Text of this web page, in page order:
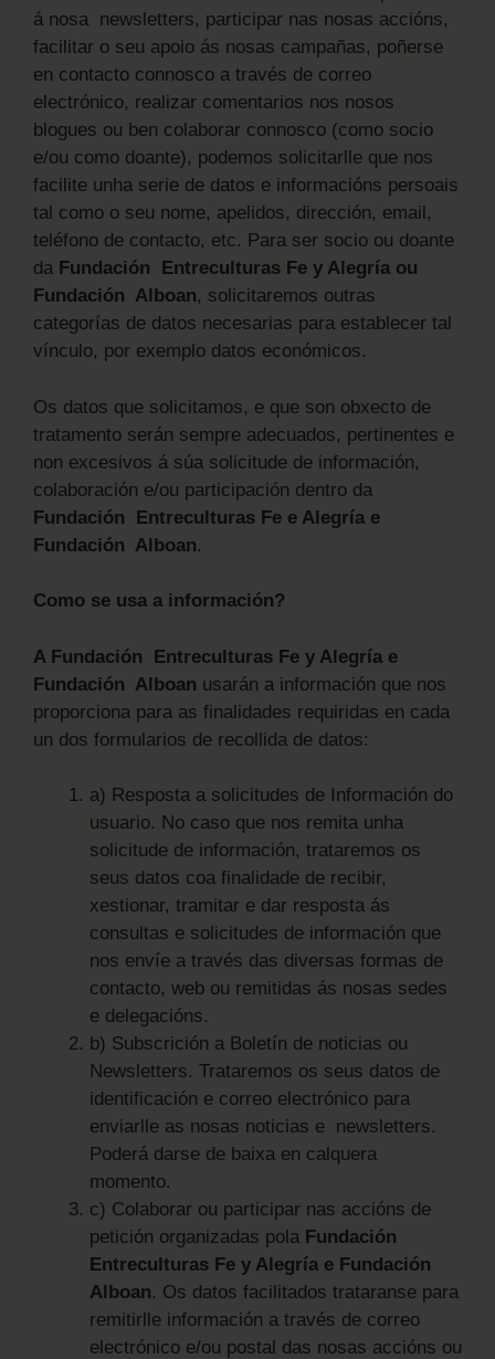
á nosa newsletters, participar nas nosas accións,
facilitar o seu apoio ás nosas campañas, poñerse
en contacto connosco a través de correo
electrónico, realizar comentarios nos nosos
blogues ou ben colaborar connosco (como socio
e/ou como doante), podemos solicitarlle que nos
facilite unha serie de datos e informacións persoais
tal como o seu nome, apelidos, dirección, email,
teléfono de contacto, etc. Para ser socio ou doante
da Fundación Entreculturas Fe y Alegría ou
Fundación Alboan, solicitaremos outras
categorías de datos necesarias para establecer tal
vínculo, por exemplo datos económicos.
Os datos que solicitamos, e que son obxecto de
tratamento serán sempre adecuados, pertinentes e
non excesivos á súa solicitude de información,
colaboración e/ou participación dentro da
Fundación Entreculturas Fe e Alegría e
Fundación Alboan.
Como se usa a información?
A Fundación Entreculturas Fe y Alegría e
Fundación Alboan usarán a información que nos
proporciona para as finalidades requiridas en cada
un dos formularios de recollida de datos:
a) Resposta a solicitudes de Información do
usuario. No caso que nos remita unha
solicitude de información, trataremos os
seus datos coa finalidade de recibir,
xestionar, tramitar e dar resposta ás
consultas e solicitudes de información que
nos envíe a través das diversas formas de
contacto, web ou remitidas ás nosas sedes
e delegacións.
b) Subscrición a Boletín de noticias ou
Newsletters. Trataremos os seus datos de
identificación e correo electrónico para
enviarlle as nosas noticias e newsletters.
Poderá darse de baixa en calquera
momento.
c) Colaborar ou participar nas accións de
petición organizadas pola Fundación
Entreculturas Fe y Alegría e Fundación
Alboan. Os datos facilitados trataranse para
remitirlle información a través de correo
electrónico e/ou postal das nosas accións ou